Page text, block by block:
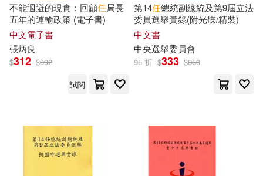
（瑞典）拉格洛芙(24)
プレステージ出版(写真集)(23)
中國銀行股份有限公司(23)
國家認證認可監督管理委員會編(2
天下雜誌(168)
中國地質大學出版社(166)
生活‧讀書‧新知三聯書店(166)
石油工業出版社(165)
不能迴避的現實：回顧任局長
五年的運輸政策 (電子書)
中文電子書
張炳良
$312 $392
試閱
第14任總統副總統及第9屆立法
委員選舉實錄(附光碟/精裝)
中文書
中央選舉委員會
95 折 $333 $350